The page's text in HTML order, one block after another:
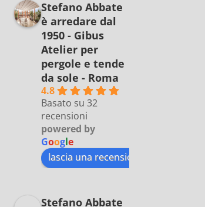
Stefano Abbate
è arredare dal
1950 - Gibus
Atelier per
pergole e tende
da sole - Roma
4.8
Basato su 32
recensioni
powered by
Google
lascia una recensione su
Stefano Abbate